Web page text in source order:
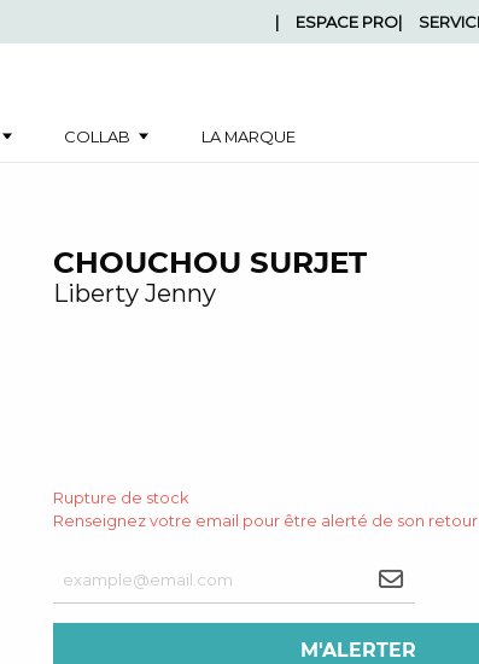
ESPACE PRO
COLLAB LA MARQUE
CHOUCHOU SURJET
Liberty Jenny
Rupture de stock
Renseignez votre email pour être alerté de son retour
M'ALERTER